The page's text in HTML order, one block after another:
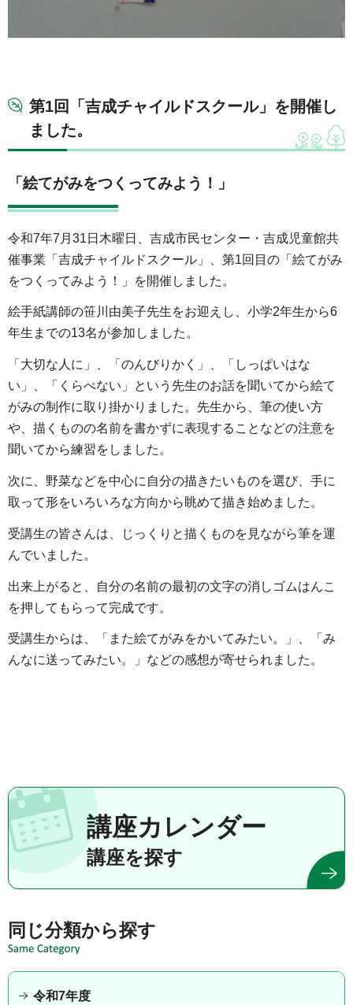
第1回「吉成チャイルドスクール」を開催し
ました。
「絵てがみをつくってみよう！」
令和7年7月31日木曜日、吉成市民センター・吉成児童館共
催事業「吉成チャイルドスクール」、第1回目の「絵てがみ
をつくってみよう！」を開催しました。
絵手紙講師の笹川由美子先生をお迎えし、小学2年生から6
年生までの13名が参加しました。
「大切な人に」、「のんびりかく」、「しっぱいはな
い」、「くらべない」という先生のお話を聞いてから絵て
がみの制作に取り掛かりました。先生から、筆の使い方
や、描くものの名前を書かずに表現することなどの注意を
聞いてから練習をしました。
次に、野菜などを中心に自分の描きたいものを選び、手に
取って形をいろいろな方向から眺めて描き始めました。
受講生の皆さんは、じっくりと描くものを見ながら筆を運
んでいました。
出来上がると、自分の名前の最初の文字の消しゴムはんこ
を押してもらって完成です。
受講生からは、「また絵てがみをかいてみたい。」、「み
んなに送ってみたい。」などの感想が寄せられました。
講座カレンダー
講座を探す
同じ分類から探す
令和7年度